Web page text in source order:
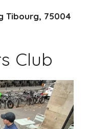
Tibourg, 75004
Club